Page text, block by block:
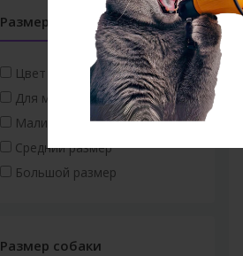
Размер и цвет
Цвет для женского пола
Для мужского пола
Малинкий размер
Средний размер
Большой размер
Размер собаки